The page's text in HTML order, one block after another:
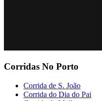
Corridas No Porto
Corrida de S. João
Corrida do Dia do Pai